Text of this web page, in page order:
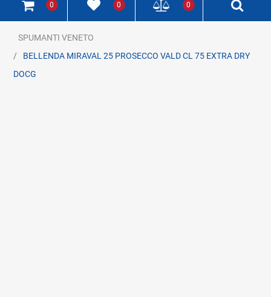
0 0 0
SPUMANTI VENETO
BELLENDA MIRAVAL 25 PROSECCO VALD CL 75 EXTRA DRY
DOCG